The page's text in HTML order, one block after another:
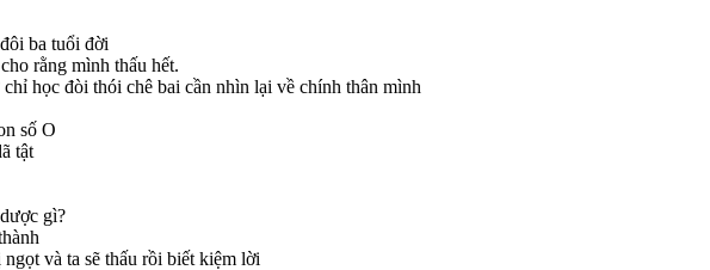
ba tuổi đời
rằng mình thấu hết.
học đòi thói chê bai cần nhìn lại về chính thân mình
số O
tật
gì?
và ta sẽ thấu rồi biết kiệm lời